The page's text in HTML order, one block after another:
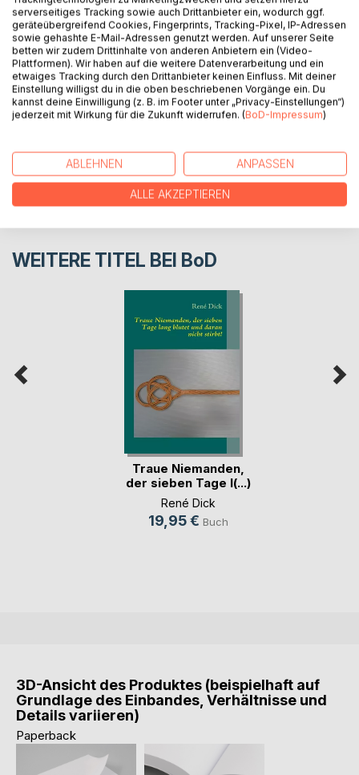
Beamten- und Juristenwitze
AUTOR/IN
PRESSESTIMMEN
REZENSIONEN
WEITERE TITEL BEI BoD
Traue Niemanden,
der sieben Tage l(...)
René Dick
19,95 € Buch
3D-Ansicht des Produktes (beispielhaft auf
Grundlage des Einbandes, Verhältnisse und
Details variieren)
Paperback
serverseitiges Tracking sowie auch Drittanbieter ein, wodurch ggf.
geräteübergreifend Cookies, Fingerprints, Tracking-Pixel, IP-Adressen
sowie gehashte E-Mail-Adressen genutzt werden. Auf unserer Seite
betten wir zudem Drittinhalte von anderen Anbietern ein (Video-
Plattformen). Wir haben auf die weitere Datenverarbeitung und ein
etwaiges Tracking durch den Drittanbieter keinen Einfluss. Mit deiner
Einstellung willigst du in die oben beschriebenen Vorgänge ein. Du
kannst deine Einwilligung (z. B. im Footer unter „Privacy-Einstellungen“)
jederzeit mit Wirkung für die Zukunft widerrufen. (BoD-Impressum)
ABLEHNEN ANPASSEN
ALLE AKZEPTIEREN